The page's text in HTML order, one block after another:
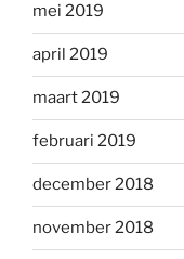
mei 2019
april 2019
maart 2019
februari 2019
december 2018
november 2018